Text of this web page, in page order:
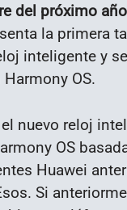
del próximo
la primera
inteligente y
OS.
nuevo reloj
OS
Huawei
Si